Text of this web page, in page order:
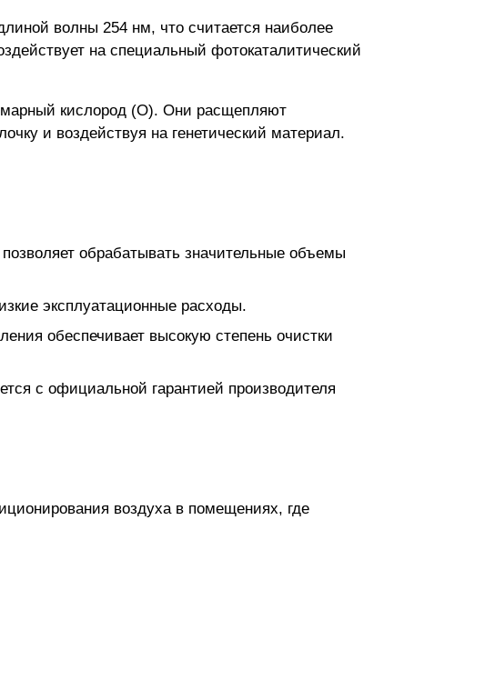
волны 254 нм, что считается наиболее
на специальный фотокаталитический
кислород (O). Они расщепляют
и воздействуя на генетический материал.
обрабатывать значительные объемы
эксплуатационные расходы.
обеспечивает высокую степень очистки
с официальной гарантией производителя
воздуха в помещениях, где